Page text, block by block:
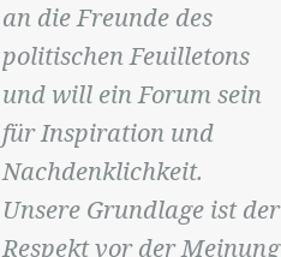
an die Freunde des
politischen Feuilletons
und will ein Forum sein
für Inspiration und
Nachdenklichkeit.
Unsere Grundlage ist der
Respekt vor der Meinung